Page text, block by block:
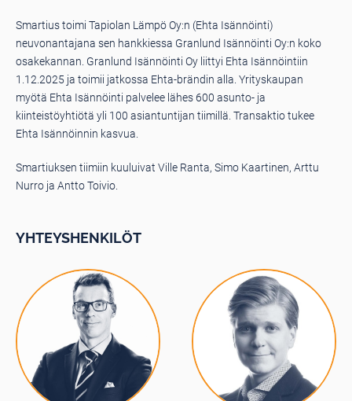
YHTEYSHENKILÖT
Smartius toimi Tapiolan Lämpö Oy:n (Ehta Isännöinti)
neuvonantajana sen hankkiessa Granlund Isännöinti Oy:n koko
osakekannan. Granlund Isännöinti Oy liittyi Ehta Isännöintiin
1.12.2025 ja toimii jatkossa Ehta-brändin alla. Yrityskaupan
myötä Ehta Isännöinti palvelee lähes 600 asunto- ja
kiinteistöyhtiötä yli 100 asiantuntijan tiimillä. Transaktio tukee
Ehta Isännöinnin kasvua.
Smartiuksen tiimiin kuuluivat Ville Ranta, Simo Kaartinen, Arttu
Nurro ja Antto Toivio.